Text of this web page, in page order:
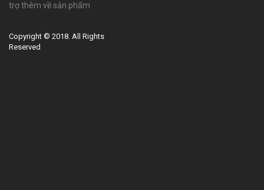
trợ thêm về sản phẩm
Copyright © 2018. All Rights
Reserved